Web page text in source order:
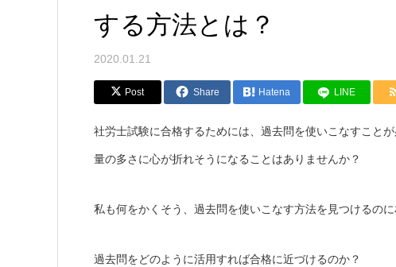
する方法とは？
2020.01.21
Post Share Hatena LINE
社労士試験に合格するためには、過去問を使いこなすこと
量の多さに心が折れそうになることはありませんか？
私も何をかくそう、過去問を使いこなす方法を見つけるのに
過去問をどのように活用すれば合格に近づけるのか？